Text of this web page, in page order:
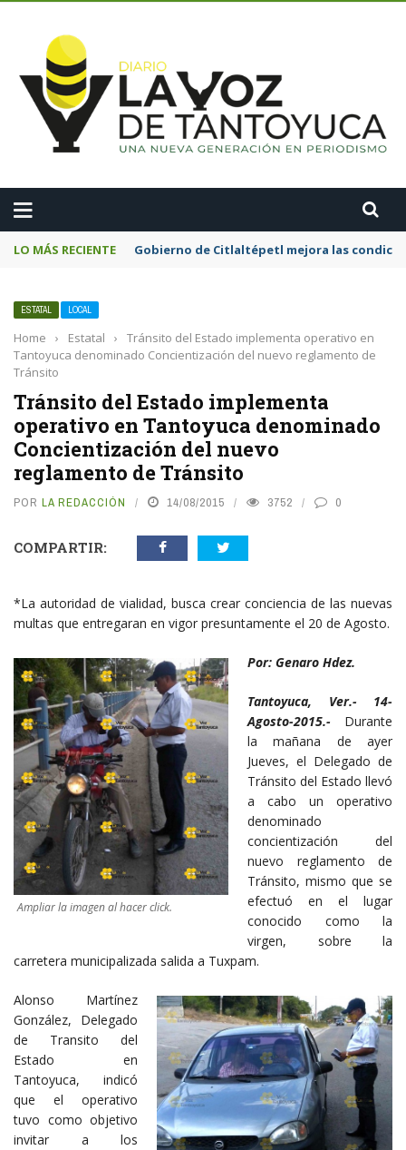
LO MÁS RECIENTE Gobierno de Citlaltépetl mejora las
ESTATAL LOCAL
Home › Estatal ›
Tránsito del Estado implementa operativo en
Tantoyuca denominado Concientización del nuevo reglamento de
Tránsito
Tránsito del Estado implementa
operativo en Tantoyuca denominado
Concientización del nuevo
reglamento de Tránsito
POR LA REDACCIÓN 14/08/2015 3752 0
COMPARTIR:
*La autoridad de vialidad, busca crear conciencia de las nuevas
multas que entregaran en vigor presuntamente el 20 de Agosto.
Ampliar la imagen al hacer click.
Por: Genaro Hdez.
Tantoyuca, Ver.- 14-
Agosto-2015.- Durante
la mañana de ayer
Jueves, el Delegado de
Tránsito del Estado llevó
a cabo un operativo
denominado
concientización del
nuevo reglamento de
Tránsito, mismo que se
efectuó en el lugar
conocido como la
virgen, sobre la
carretera municipalizada salida a Tuxpam.
Alonso Martínez
González, Delegado
de Transito del
Estado en
Tantoyuca, indicó
que el operativo
tuvo como objetivo
invitar a los